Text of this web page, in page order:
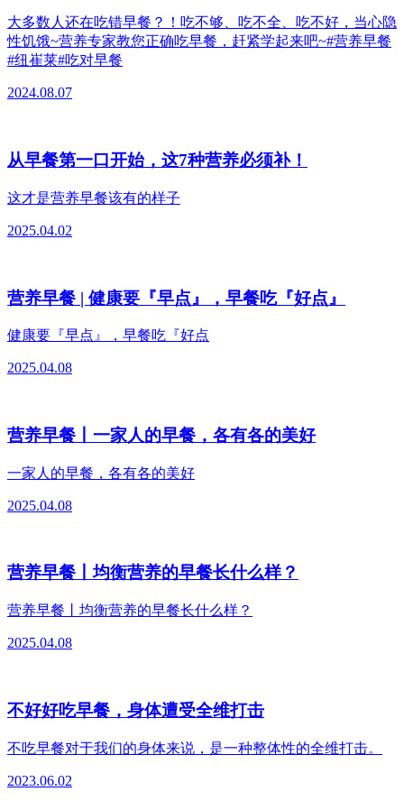
大多数人还在吃错早餐？！吃不够、吃不全、吃不好，当心隐
性饥饿~营养专家教您正确吃早餐，赶紧学起来吧~#营养早餐
#纽崔莱#吃对早餐
2024.08.07
从早餐第一口开始，这7种营养必须补！
这才是营养早餐该有的样子
2025.04.02
营养早餐 | 健康要『早点』，早餐吃『好点』
健康要『早点』，早餐吃『好点
2025.04.08
营养早餐丨一家人的早餐，各有各的美好
一家人的早餐，各有各的美好
2025.04.08
营养早餐丨均衡营养的早餐长什么样？
营养早餐丨均衡营养的早餐长什么样？
2025.04.08
不好好吃早餐，身体遭受全维打击
不吃早餐对于我们的身体来说，是一种整体性的全维打击。
2023.06.02